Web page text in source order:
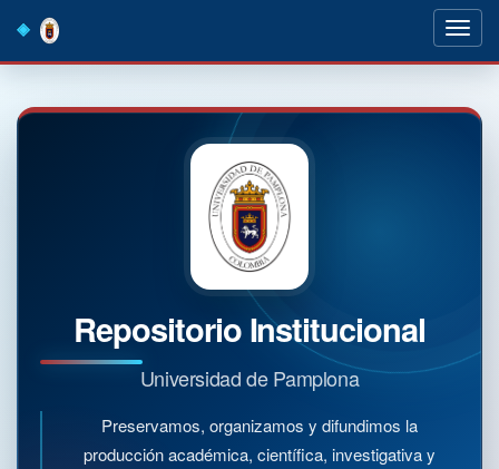
navigation
Repositorio Institucional
Universidad de Pamplona
Preservamos, organizamos y difundimos la
producción académica, científica, investigativa y